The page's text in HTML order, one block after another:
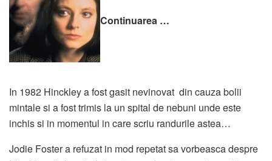
Continuarea …
In 1982 Hinckley a fost gasit nevinovat din cauza bolii
mintale si a fost trimis la un spital de nebuni unde este
inchis si in momentul in care scriu randurile astea…
Jodie Foster a refuzat in mod repetat sa vorbeasca despre